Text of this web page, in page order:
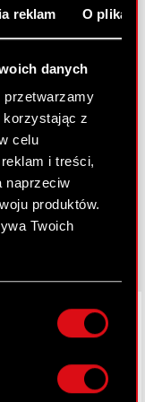
reklam O
danych
przetwarzamy
korzystając z
celu
i treści,
naprzeciw
produktów.
Twoich
nawet
aktywnie
je zbiory